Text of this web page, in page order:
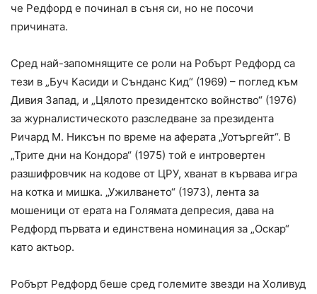
че Редфорд е починал в съня си, но не посочи
причината.
Сред най-запомнящите се роли на Робърт Редфорд са
тези в „Буч Касиди и Сънданс Кид“ (1969) – поглед към
Дивия Запад, и „Цялото президентско войнство“ (1976)
за журналистическото разследване за президента
Ричард М. Никсън по време на аферата „Уотъргейт“. В
„Трите дни на Кондора“ (1975) той е интровертен
разшифровчик на кодове от ЦРУ, хванат в кървава игра
на котка и мишка. „Ужилването“ (1973), лента за
мошеници от ерата на Голямата депресия, дава на
Редфорд първата и единствена номинация за „Оскар“
като актьор.
Робърт Редфорд беше сред големите звезди на Холивуд